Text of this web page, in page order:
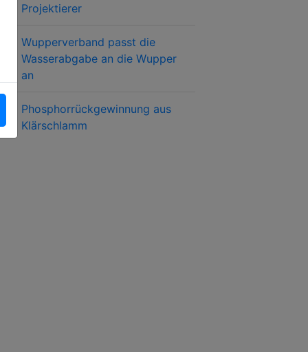
Projektierer
Wupperverband passt die
Wasserabgabe an die Wupper
an
Phosphorrückgewinnung aus
Klärschlamm